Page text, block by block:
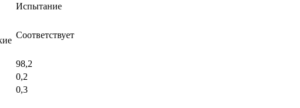
Испытание
Соответствует
98,2
0,2
0,3